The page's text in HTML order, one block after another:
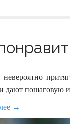
невероятно
дают пошаговую
→